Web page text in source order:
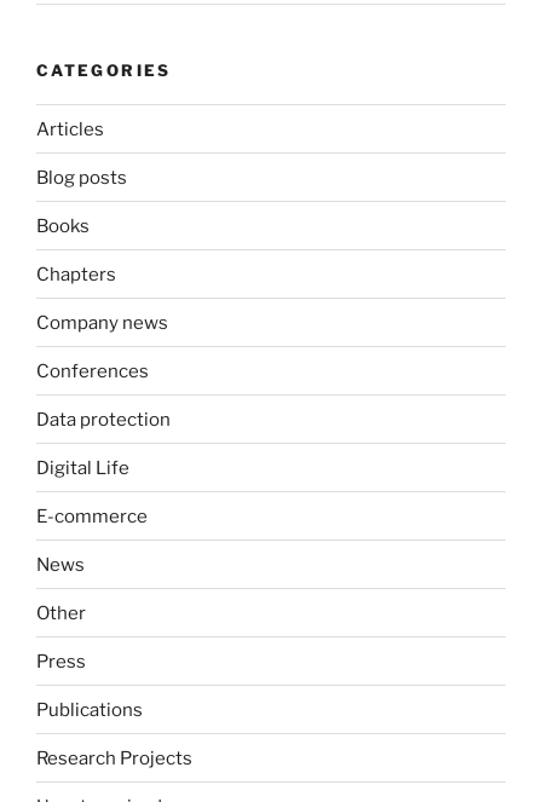
CATEGORIES
Articles
Blog posts
Books
Chapters
Company news
Conferences
Data protection
Digital Life
E-commerce
News
Other
Press
Publications
Research Projects